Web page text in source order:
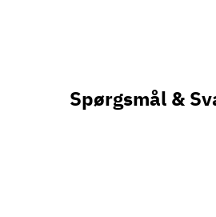
Spørgsmål &